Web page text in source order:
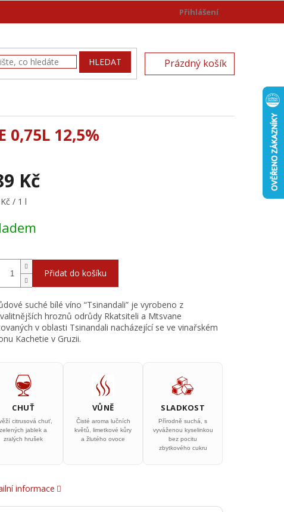
Přihlášení
HLEDAT
NÁKUPNÍ
KOŠÍK
Prázdný košík
0,75L 12,5%
Kč
/ 1 l
Přidat do košíku
suché bílé víno “Tsinandali” je vyrobeno z
hroznů odrůdy Rkatsiteli a Mtsvane
v oblasti Tsinandali nacházející se ve vinařském
Kachetie v Gruzii.
CHUŤ
citrusová chuť,
zelených jablek a
zralých hrušek
VŮNĚ
Čisté aroma lučních
květů, limetkové kůry
a žlutého ovoce
SLADKOST
Přírodně suchá, s
vyváženou kyselinkou
bez pocitu
zbytkového cukru
informace